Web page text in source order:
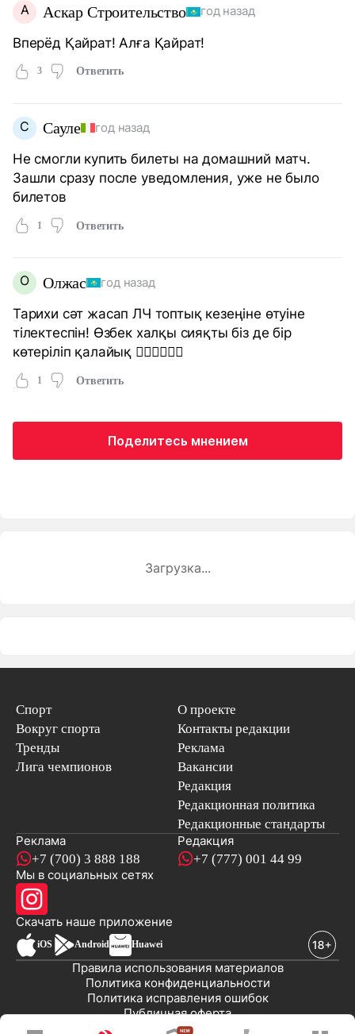
А Аскар Строительство год назад
Вперёд Қайрат! Алға Қайрат!
3 Ответить
С Сауле год назад
Не смогли купить билеты на домашний матч.
Зашли сразу после уведомления, уже не было
билетов
1 Ответить
О Олжас год назад
Тарихи сәт жасап ЛЧ топтық кезеңіне өтуіне
тілектеспін! Өзбек халқы сияқты біз де бір
көтеріліп қалайық ✊🏻✊🏻✊🏻
1 Ответить
Поделитесь мнением
Загрузка...
Спорт
Вокруг спорта
Тренды
Лига чемпионов
О проекте
Контакты редакции
Реклама
Вакансии
Редакция
Редакционная политика
Редакционные стандарты
Реклама
+7 (700) 3 888 188
Редакция
+7 (777) 001 44 99
Мы в социальных сетях
Скачать наше приложениеновостей
iOS Android Huawei
Публичная оферта
Политика исправления ошибок
Политика конфиденциальности
Правила использования материалов
© 2008-2026 ТОО «EML»